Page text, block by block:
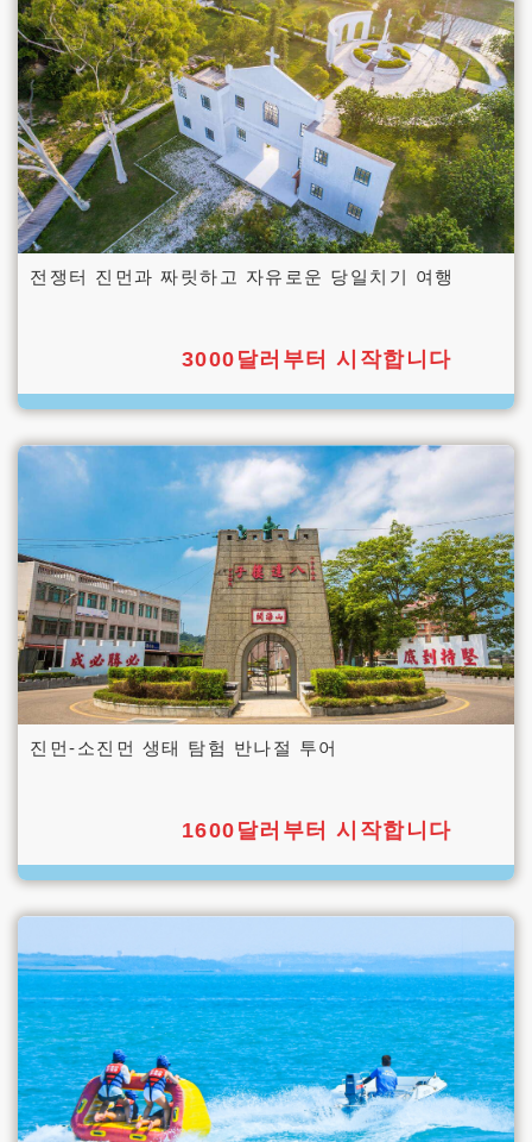
전쟁터 진먼과 짜릿하고 자유로운 당일치기 여행
3000달러부터 시작합니다
진먼-소진먼 생태 탐험 반나절 투어
1600달러부터 시작합니다